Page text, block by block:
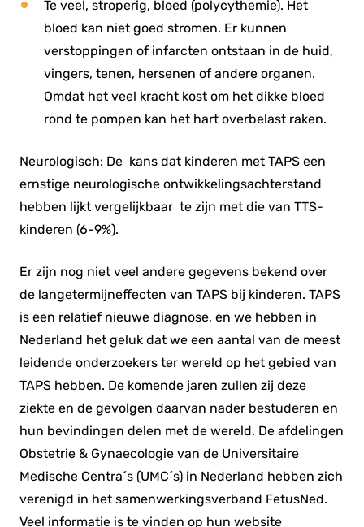
Te veel, stroperig, bloed (polycythemie). Het
bloed kan niet goed stromen. Er kunnen
verstoppingen of infarcten ontstaan in de huid,
vingers, tenen, hersenen of andere organen.
Omdat het veel kracht kost om het dikke bloed
rond te pompen kan het hart overbelast raken.
Neurologisch: De kans dat kinderen met TAPS een
ernstige neurologische ontwikkelingsachterstand
hebben lijkt vergelijkbaar te zijn met die van TTS-
kinderen (6-9%).
Er zijn nog niet veel andere gegevens bekend over
de langetermijneffecten van TAPS bij kinderen. TAPS
is een relatief nieuwe diagnose, en we hebben in
Nederland het geluk dat we een ​​aantal van de meest
leidende onderzoekers ter wereld op het gebied van
TAPS hebben. De komende jaren zullen zij deze
ziekte en de gevolgen daarvan nader bestuderen en
hun bevindingen delen met de wereld. De afdelingen
Obstetrie & Gynaecologie van de Universitaire
Medische Centra´s (UMC´s) in Nederland hebben zich
verenigd in het samenwerkingsverband FetusNed.
Veel informatie is te vinden op hun website